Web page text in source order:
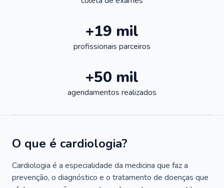
+19 mil
profissionais parceiros
+50 mil
agendamentos realizados
O que é cardiologia?
Cardiologia é a especialidade da medicina que faz a
prevenção, o diagnóstico e o tratamento de doenças que